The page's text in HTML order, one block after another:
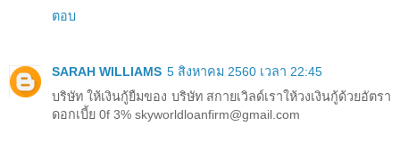
ตอบ
SARAH WILLIAMS 5 สิงหาคม 2560 เวลา 22:45
บริษัท ให้เงินกู้ยืมของ บริษัท สกายเวิลด์เราให้วงเงินกู้ด้วยอัตรา
ดอกเบี้ย 0f 3% skyworldloanfirm@gmail.com